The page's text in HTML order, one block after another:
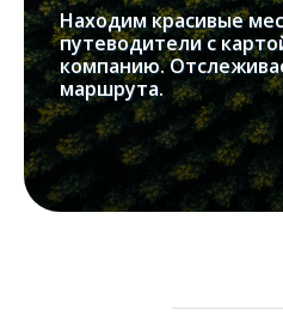
Находим красивые
путеводители с
компанию.
маршрута.